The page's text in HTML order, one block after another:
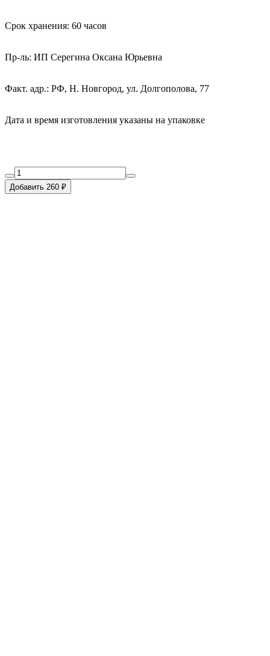
Срок хранения: 60 часов
Пр-ль: ИП Серегина Оксана Юрьевна
Факт. адр.: РФ, Н. Новгород, ул. Долгополова, 77
Дата и время изготовления указаны на упаковке
Добавить 260 ₽